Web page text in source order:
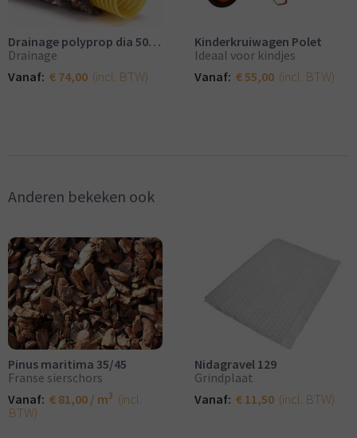
Drainage polyprop dia 50mm
Drainage
Vanaf: € 74,00 (incl. BTW)
Kinderkruiwagen Polet
Ideaal voor kindjes
Vanaf: € 55,00 (incl. BTW)
Anderen bekeken ook
Pinus maritima 35/45
Franse sierschors
Vanaf: € 81,00 / m3 (incl.
BTW)
Nidagravel 129
Grindplaat
Vanaf: € 11,50 (incl. BTW)